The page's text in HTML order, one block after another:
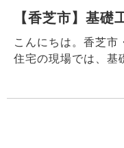
【香芝市】基
こんにちは。香芝市
住宅の現場では、基